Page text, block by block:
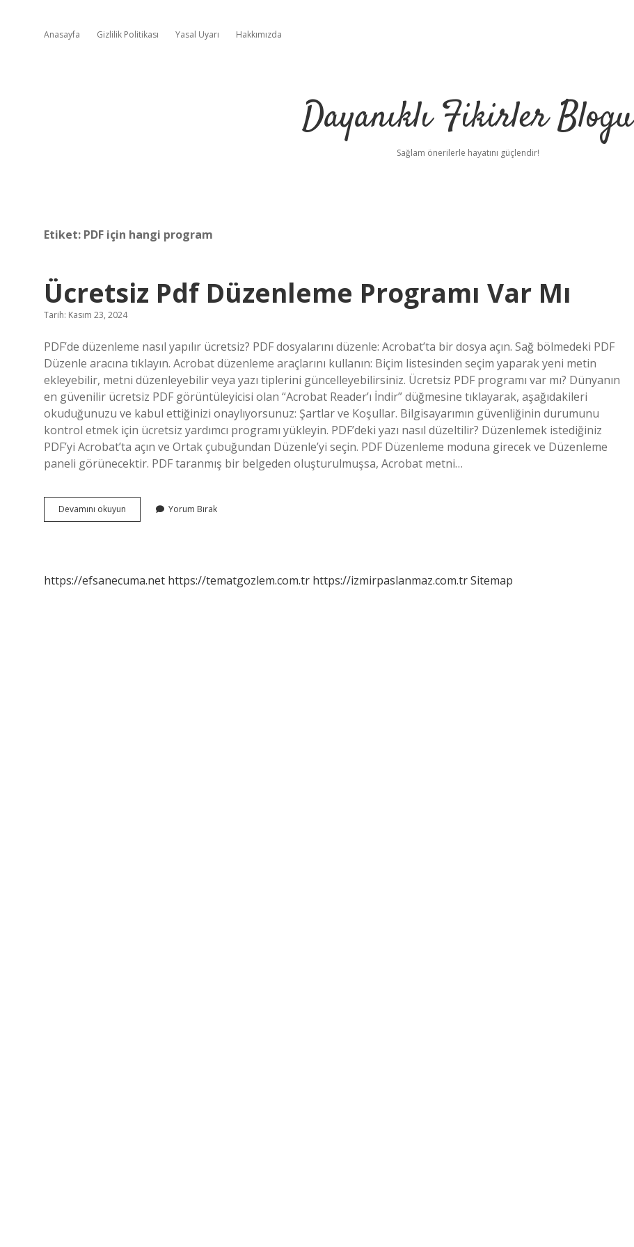
Anasayfa Gizlilik Politikası Yasal Uyarı Hakkımızda
Dayanıklı Fikirler Blogu
Sağlam önerilerle hayatını güçlendir!
Etiket: PDF için hangi program
Ücretsiz Pdf Düzenleme Programı Var Mı
Tarih: Kasım 23, 2024
PDF’de düzenleme nasıl yapılır ücretsiz? PDF dosyalarını düzenle: Acrobat’ta bir dosya açın. Sağ bölmedeki PDF
Düzenle aracına tıklayın. Acrobat düzenleme araçlarını kullanın: Biçim listesinden seçim yaparak yeni metin
ekleyebilir, metni düzenleyebilir veya yazı tiplerini güncelleyebilirsiniz. Ücretsiz PDF programı var mı? Dünyanın
en güvenilir ücretsiz PDF görüntüleyicisi olan “Acrobat Reader’ı İndir” düğmesine tıklayarak, aşağıdakileri
okuduğunuzu ve kabul ettiğinizi onaylıyorsunuz: Şartlar ve Koşullar. Bilgisayarımın güvenliğinin durumunu
kontrol etmek için ücretsiz yardımcı programı yükleyin. PDF’deki yazı nasıl düzeltilir? Düzenlemek istediğiniz
PDF’yi Acrobat’ta açın ve Ortak çubuğundan Düzenle’yi seçin. PDF Düzenleme moduna girecek ve Düzenleme
paneli görünecektir. PDF taranmış bir belgeden oluşturulmuşsa, Acrobat metni…
Devamını okuyun Ücretsiz
Pdf
Yorum Bırak
https://efsanecuma.net https://tematgozlem.com.tr https://izmirpaslanmaz.com.trSitemap